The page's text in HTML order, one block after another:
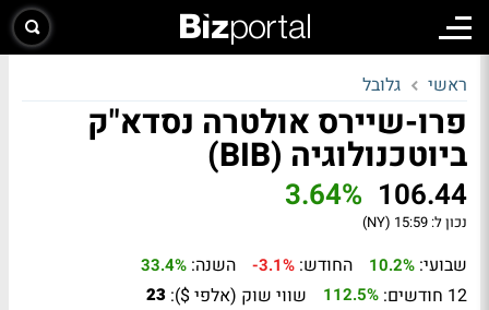
ראשי גלובל
פרו-שיירס אולטרה נסדא"ק
ביוטכנולוגיה (BIB)
106.44
3.64%
נכון ל: 15:59 (NY)
שבועי: 10.2% החודש: -3.1% השנה: 33.4%
12 חודשים: 112.5% שווי שוק (אלפי $): 23